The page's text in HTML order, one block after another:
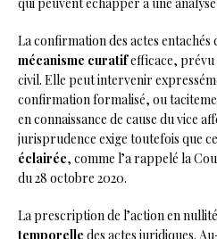
La confirmation des actes
mécanisme curatifefficace, prévu
civil. Elle peut intervenir
confirmation formalisé, ou
en connaissance de cause du vice
jurisprudence exige toutefois que
éclairée, comme l’a rappelé la
du 28 octobre 2020.
La prescription de l’action en
temporelle des actes juridiques.